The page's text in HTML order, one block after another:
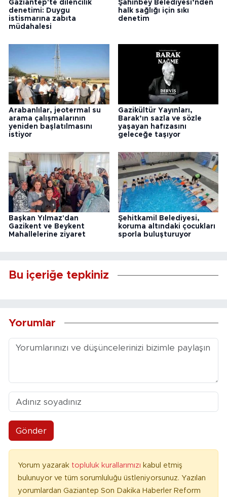
Gaziantep'te dilencilik
denetimi: Duygu
istismarına zabıta
müdahalesi
Şahinbey Belediyesi’nden
halk sağlığı için sıkı
denetim
Arabanlılar, jeotermal su
arama çalışmalarının
yeniden başlatılmasını
istiyor
Gazikültür Yayınları,
Barak’ın sazla ve sözle
yaşayan hafızasını
geleceğe taşıyor
Başkan Yılmaz'dan
Gazikent ve Beykent
Mahallelerine ziyaret
Şehitkamil Belediyesi,
koruma altındaki çocukları
sporla buluşturuyor
Bu içeriğe tepkiniz
Yorumlar
Gönder
Yorum yazarak topluluk kurallarımızı kabul etmiş
bulunuyor ve tüm sorumluluğu üstleniyorsunuz. Yazılan
yorumlardan Gaziantep Son Dakika Haberler Reform